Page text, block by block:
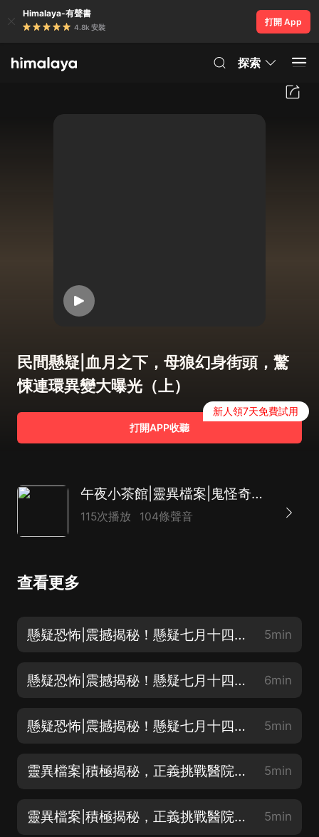
Himalaya-有聲書
4.8k 安裝
打開 App
探索
民間懸疑|血月之下，母狼幻身街頭，驚
悚連環異變大曝光（上）
打開APP收聽
新人領7天免費試用
午夜小茶館|靈異檔案|鬼怪奇談|懸疑恐怖鬼故事
115次播放 104條聲音
查看更多
懸疑恐怖|震撼揭秘！懸疑七月十四，每個轉角都是驚喜！（上） 5min
懸疑恐怖|震撼揭秘！懸疑七月十四，每個轉角都是驚喜！（中） 6min
懸疑恐怖|震撼揭秘！懸疑七月十四，每個轉角都是驚喜！（下） 5min
靈異檔案|積極揭秘，正義挑戰醫院駭人盜屍案（上） 5min
靈異檔案|積極揭秘，正義挑戰醫院駭人盜屍案（中） 5min